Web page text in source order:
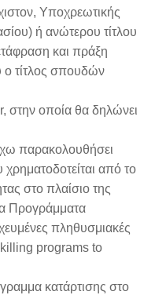
Υποχρεωτικής
ή ανώτερου τίτλου
και πράξη
τίτλος σπουδών
οποία θα δηλώνει
παρακολουθήσει
από το
στο πλαίσιο της
Προγράμματα
πληθυσμιακές
programs to
κατάρτισης στο